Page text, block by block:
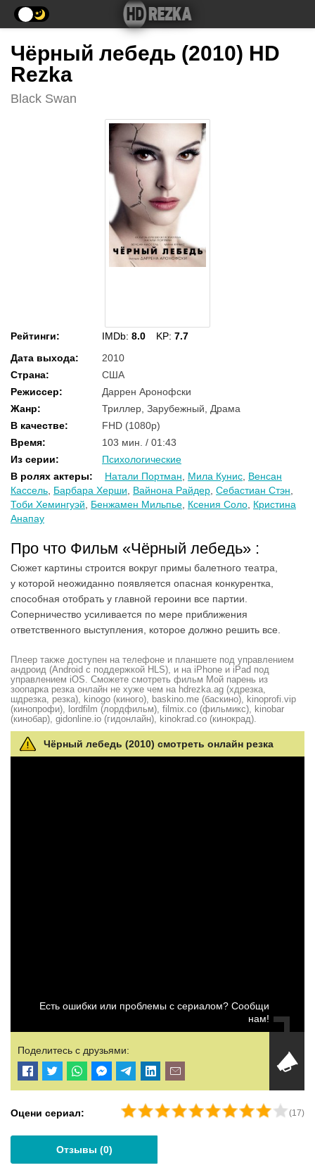
Чёрный лебедь (2010) HD
Rezka
Black Swan
Рейтинги: IMDb: 8.0 KP: 7.7
Дата выхода:
2010
Страна:
США
Режиссер:
Даррен Аронофски
Жанр:
Триллер, Зарубежный, Драма
В качестве:
FHD (1080p)
Время:
103 мин. / 01:43
Из серии:
Психологические
В ролях актеры: Натали Портман Мила Кунис Венсан
Кассель Барбара Херши Вайнона Райдер Себастиан Стэн
Тоби Хемингуэй
Бенжамен Мильпье Ксения Соло Кристина
Анапау
Про что Фильм «Чёрный лебедь» :
Сюжет картины строится вокруг примы балетного театра,
у которой неожиданно появляется опасная конкурентка,
способная отобрать у главной героини все партии.
Соперничество усиливается по мере приближения
ответственного выступления, которое должно решить все.
Плеер также доступен на телефоне и планшете под управлением
андроид (Android с поддержкой HLS), и на iPhone и iPad под
управлением iOS. Сможете смотреть фильм Мой парень из
зоопарка резка онлайн не хуже чем на hdrezka.ag (хдрезка,
шдрезка, резка), kinogo (киного), baskino.me (баскино), kinoprofi.vip
(кинопрофи), lordfilm (лордфильм), filmix.co (фильмикс), kinobar
(кинобар), gidonline.io (гидонлайн), kinokrad.сo (кинокрад).
Чёрный лебедь (2010) смотреть онлайн резка
Есть ошибки или проблемы с сериалом? Сообщи
нам!
Поделитесь с друзьями:
Оцени сериал: (17)
Отзывы (0)